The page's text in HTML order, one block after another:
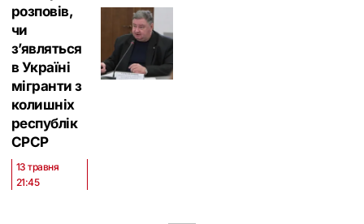
розповів,
чи
з’являться
в Україні
мігранти з
колишніх
республік
СРСР
13 травня
21:45